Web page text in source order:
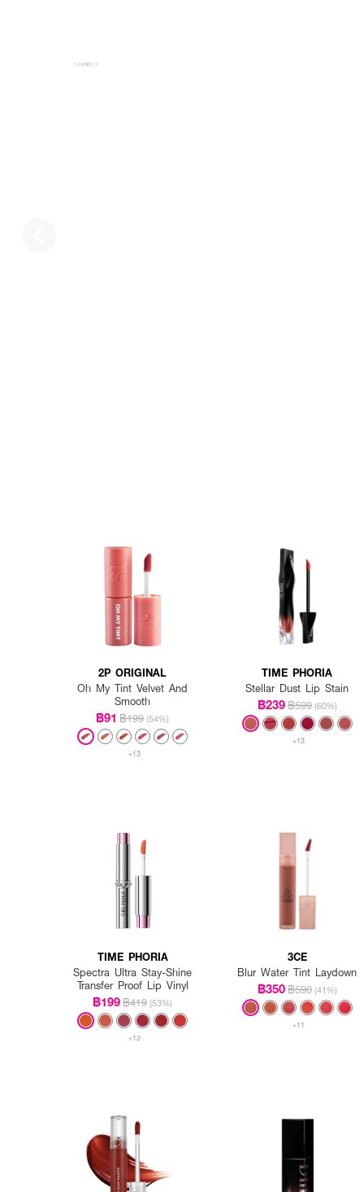
2P ORIGINAL
Oh My Tint Velvet And
Smooth
฿91 ฿199 (54%)
+13
TIME PHORIA
Stellar Dust Lip Stain
฿239฿599 (60%)
+13
TIME PHORIA
Spectra Ultra Stay-Shine
Transfer Proof Lip Vinyl
฿199฿419 (53%)
+12
3CE
Blur Water Tint Laydown
฿350฿590 (41%)
+11